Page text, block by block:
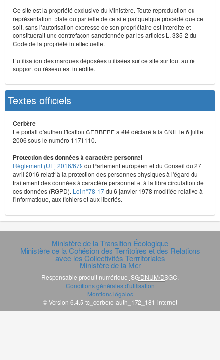
Ce site est la propriété exclusive du Ministère. Toute reproduction ou
représentation totale ou partielle de ce site par quelque procédé que ce
soit, sans l’autorisation expresse de son propriétaire est interdite et
constituerait une contrefaçon sanctionnée par les articles L. 335-2 du
Code de la propriété intellectuelle.
L’utilisation des marques déposées utilisées sur ce site sur tout autre
support ou réseau est interdite.
Textes officiels
Cerbère
Le portail d'authentification CERBERE a été déclaré à la CNIL le 6 juillet
2006 sous le numéro 1171110.
Protection des données à caractère personnel
Règlement (UE) 2016/679 du Parlement européen et du Conseil du 27
avril 2016 relatif à la protection des personnes physiques à l'égard du
traitement des données à caractère personnel et à la libre circulation de
ces données (RGPD). Loi n°78-17du 6 janvier 1978 modifiée relative à
l'informatique, aux fichiers et aux libertés.
Ministère de la Transition Écologique
Ministère de la Cohésion des Territoires et des Relations
avec les Collectivités Terrritoriales
Ministère de la Mer
Responsable produit numérique SG/DNUM/DSGC
Conditions générales d'utilisation
Mentions légales
© Version 6.4.5-tc_cerbere-auth_172_181-internet